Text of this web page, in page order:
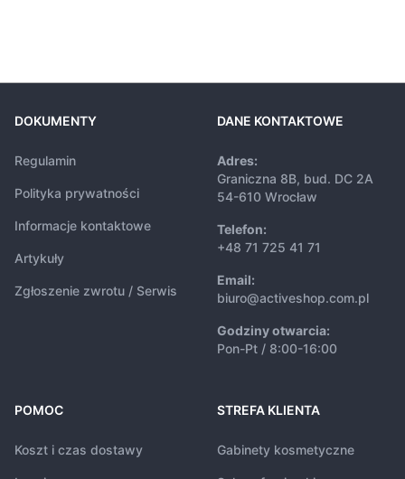
DOKUMENTY
Regulamin
Polityka prywatności
Informacje kontaktowe
Artykuły
Zgłoszenie zwrotu / Serwis
DANE KONTAKTOWE
Adres:
Graniczna 8B, bud. DC 2A
54-610 Wrocław
Telefon:
+48 71 725 41 71
Email:
biuro@activeshop.com.pl
Godziny otwarcia:
Pon-Pt / 8:00-16:00
POMOC
Koszt i czas dostawy
STREFA KLIENTA
Gabinety kosmetyczne